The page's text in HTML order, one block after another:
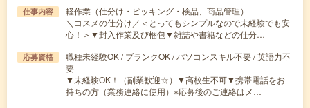
仕事内容
軽作業（仕分け・ピッキング・検品、商品管理）
＼コスメの仕分け／＜とってもシンプルなので未経験でも安
心！＞▼封入作業及び梱包▼雑誌や書籍などの仕分…
応募資格
職種未経験OK / ブランクOK / パソコンスキル不要 / 英語力不
要
▼未経験OK！（副業歓迎☆）▼高校生不可▼携帯電話をお
持ちの方（業務連絡に使用）※応募後のご連絡はメ…